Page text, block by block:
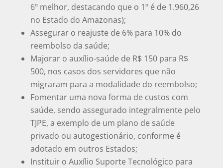
6º melhor, destacando que o 1º é de 1.960,26
no Estado do Amazonas);
Assegurar o reajuste de 6% para 10% do
reembolso da saúde;
Majorar o auxílio-saúde de R$ 150 para R$
500, nos casos dos servidores que não
migraram para a modalidade do reembolso;
Fomentar uma nova forma de custos com
saúde, sendo assegurado integralmente pelo
TJPE, a exemplo de um plano de saúde
privado ou autogestionário, conforme é
adotado em outros Estados;
Instituir o Auxílio Suporte Tecnológico para